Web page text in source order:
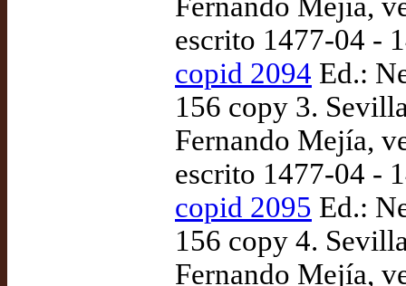
escrito 1477-04 -
copid 2094 Ed.:
156 copy 3.
Fernando Mejía,
escrito 1477-04 -
copid 2095 Ed.:
156 copy 4.
Fernando Mejía,